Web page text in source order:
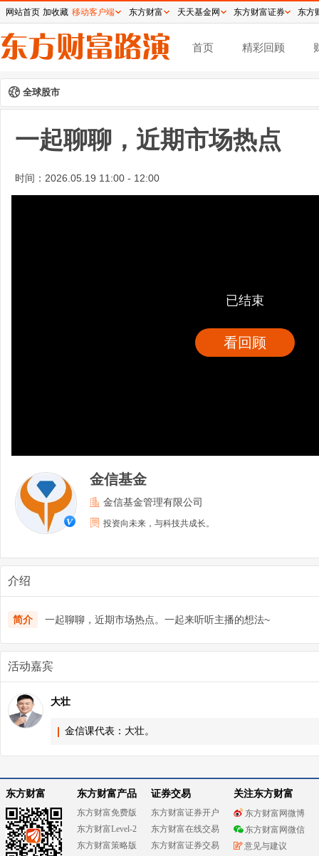
首页 精彩回顾
全球股市
一起聊聊，近期市场热点
时间： 2026.05.19 11:00 - 12:00
已结束
看回顾
金信基金
金信基金管理有限公司
投资向未来，与科技共成长。
介绍
简介 一起聊聊，近期市场热点。一起来听听主播的想法~
活动嘉宾
大壮
金信课代表：大壮。
东方财富 东方财富产品
东方财富免费版
东方财富Level-2
东方财富策略版
证券交易
东方财富证券开户
东方财富在线交易
东方财富证券交易
关注东方财富
东方财富网微博
东方财富网微信
意见与建议
网站首页 加收藏 移动客户端 东方财富 天天基金网 东方财富证券 东方